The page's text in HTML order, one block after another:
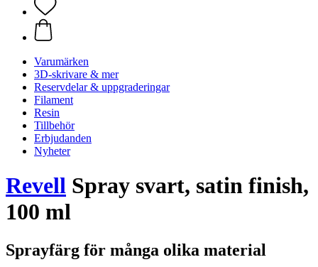
Varumärken
3D-skrivare & mer
Reservdelar & uppgraderingar
Filament
Resin
Tillbehör
Erbjudanden
Nyheter
Revell Spray svart, satin finish,
100 ml
Sprayfärg för många olika material